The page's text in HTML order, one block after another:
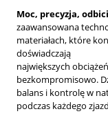
Moc, precyzja,
zaawansowana
materiałach, które
doświadczają
największych
bezkompromisowo.
balans i kontrolę w
podczas każdego